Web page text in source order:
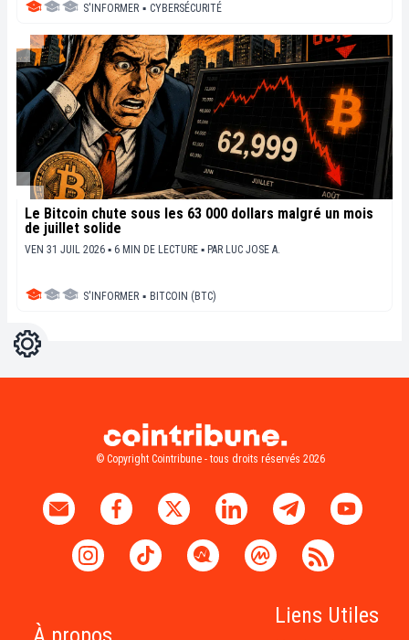
S'INFORMER ▪ CYBERSÉCURITÉ
Le Bitcoin chute sous les 63 000 dollars malgré un mois
de juillet solide
VEN 31 JUIL 2026 ▪ 6 MIN DE LECTURE ▪ PAR LUC JOSE A.
S'INFORMER ▪ BITCOIN (BTC)
Réglages
© Copyright Cointribune - tous droits réservés 2026
Liens Utiles